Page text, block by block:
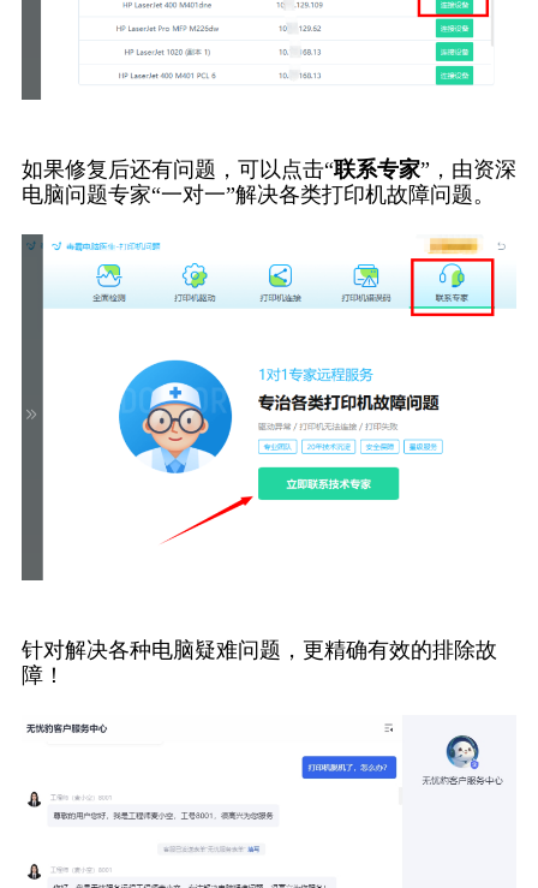
如果修复后还有问题，可以点击“联系专家”，由资深
电脑问题专家“一对一”解决各类打印机故障问题。
针对解决各种电脑疑难问题，更精确有效的排除故
障！